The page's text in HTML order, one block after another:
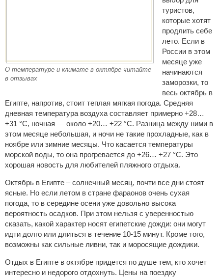
О температуре и климате в октябре читайте
в отзывах
туристов,
которые хотят
продлить себе
лето. Если в
России в этом
месяце уже
начинаются
заморозки, то
весь октябрь в
Египте, напротив, стоит теплая мягкая погода. Средняя
дневная температура воздуха составляет примерно +28…
+31 °C, ночная — около +20… +22 °C. Разница между ними в
этом месяце небольшая, и ночи не такие прохладные, как в
ноябре или зимние месяцы. Что касается температуры
морской воды, то она прогревается до +26… +27 °C. Это
хорошая новость для любителей пляжного отдыха.
Октябрь в Египте – солнечный месяц, почти все дни стоят
ясные. Но если летом в стране фараонов очень сухая
погода, то в середине осени уже довольно высока
вероятность осадков. При этом нельзя с уверенностью
сказать, какой характер носят египетские дожди: они могут
идти долго или длиться в течение 10-15 минут. Кроме того,
возможны как сильные ливни, так и моросящие дождики.
Отдых в Египте в октябре придется по душе тем, кто хочет
интересно и недорого отдохнуть. Цены на поездку